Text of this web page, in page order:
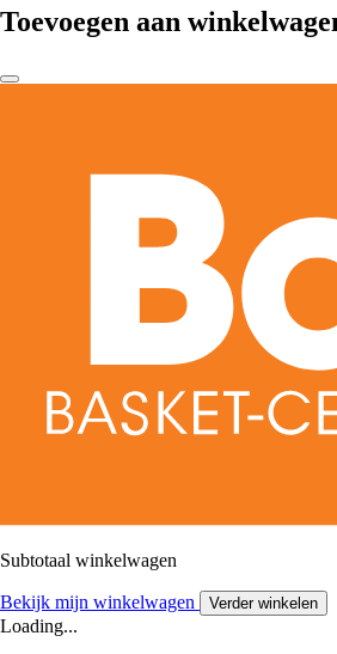
Toevoegen aan
Subtotaal winkelwagen
Bekijk mijn winkelwagen Verder winkelen
Loading...